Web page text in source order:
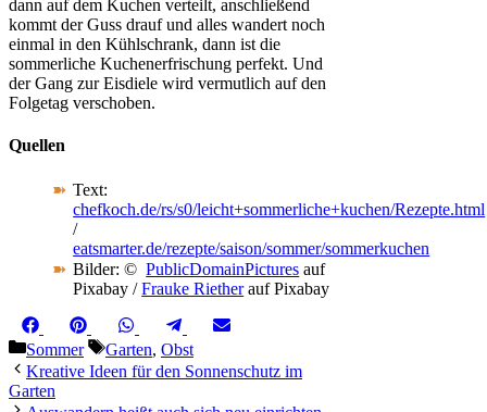
dann auf dem Kuchen verteilt, anschließend
kommt der Guss drauf und alles wandert noch
einmal in den Kühlschrank, dann ist die
sommerliche Kuchenerfrischung perfekt. Und
der Gang zur Eisdiele wird vermutlich auf den
Folgetag verschoben.
Quellen
Text:
chefkoch.de/rs/s0/leicht+sommerliche+kuchen/Rezepte.html
/
eatsmarter.de/rezepte/saison/sommer/sommerkuchen
Bilder: ©PublicDomainPictures auf
Pixabay /Frauke Rietherauf Pixabay
Share
on
FacebookShare
on
Pinterest Share
on
WhatsAppShare
on
TelegramShare
Kategorien
Sommer Schlagwörter
Garten, Obst
Kreative Ideen für den Sonnenschutz im
Garten